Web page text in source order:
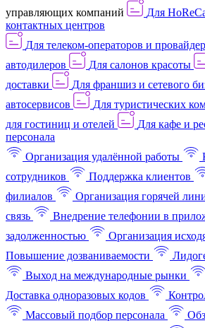
управляющих компаний
Для
контактных центров
Для телеком-операторов и
автодилеров
Для салонов красоты
доставки
Для франшиз и сетевого
автосервисов
Для туристических
для гостиниц и отелей
Для кафе и
персонала
Организация удалённой работы
сотрудников
Поддержка клиентов
филиалов
Организация горячей
связь
Внедрение телефонии в
задолженностью
Организация
Повышение дозваниваемости
Выход на международные рынки
Доставка одноразовых кодов
Массовый подбор персонала